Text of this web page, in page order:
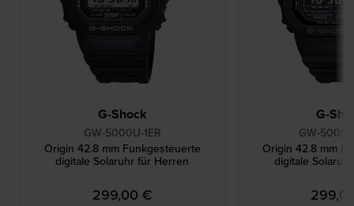
G-Shock
GW-5000U-1ER
Origin 42.8 mm Funkgesteuerte
digitale Solaruhr für Herren
299,00 €
G-
GW-
Origin 42.8 mm
digitale